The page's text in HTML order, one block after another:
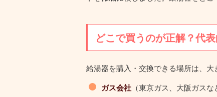
どこで買うのが正解？代
給湯器を購入・交換できる場所は、大
ガス会社 （東京ガス、大阪ガスな